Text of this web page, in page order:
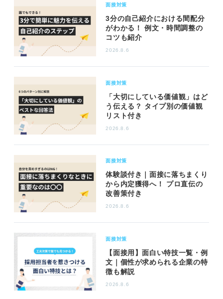
面接対策
3分の自己紹介における間配分
がわかる！ 例文・時間調整の
コツも紹介
2026.8.6
面接対策
「大切にしている価値観」はど
う伝える？ タイプ別の価値観
リスト付き
2026.8.6
面接対策
体験談付き｜面接に落ちまくり
から内定獲得へ！ プロ直伝の
改善策付き
2026.8.6
面接対策
【面接用】面白い特技一覧・例
文｜個性が求められる企業の特
徴も解説
2026.8.6